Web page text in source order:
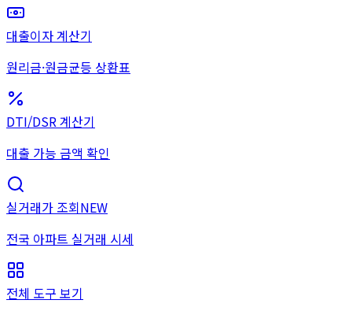
대출이자 계산기
원리금·원금균등 상환표
DTI/DSR 계산기
대출 가능 금액 확인
실거래가 조회NEW
전국 아파트 실거래 시세
전체 도구 보기